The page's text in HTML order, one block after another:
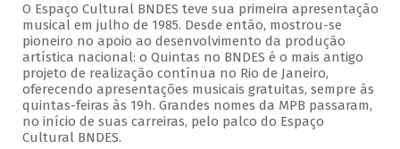
O Espaço Cultural BNDES teve sua primeira apresentação
musical em julho de 1985. Desde então, mostrou-se
pioneiro no apoio ao desenvolvimento da produção
artística nacional: o Quintas no BNDES é o mais antigo
projeto de realização contínua no Rio de Janeiro,
oferecendo apresentações musicais gratuitas, sempre às
quintas-feiras às 19h. Grandes nomes da MPB passaram,
no início de suas carreiras, pelo palco do Espaço
Cultural BNDES.